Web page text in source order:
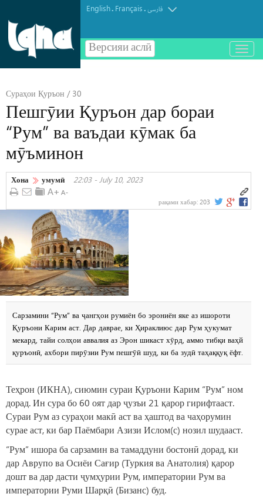
English. Français.فارسی
Версияи аслӣ
باز
و
Сураҳои Қуръон / 30
Пешгӯии Қуръон дар бораи
“Рум” ва ваъдаи кӯмак ба
мӯъминон
Хона умумӣ 22:03 - July 10, 2023
рақами хабар: 203
Сарзамини “Рум” ва ҷангҳои румиён бо эрониён яке аз ишороти
Қуръони Карим аст. Дар даврае, ки Ҳираклиюс дар Рум ҳукумат
мекард, тайи солҳои аввалия аз Эрон шикаст хӯрд, аммо тибқи ваҳй
қуръонӣ, ахбори пирӯзии Рум пешгӯӣ шуд, ки ба зудӣ таҳаққуқ ёфт.
Теҳрон (ИКНА), сиюмин сураи Қуръони Карим “Рум” ном
дорад. Ин сура бо 60 оят дар ҷузъи 21 қарор гирифтааст.
Сураи Рум аз сураҳои макӣ аст ва ҳаштод ва чаҳорумин
сурае аст, ки бар Паёмбари Азизи Ислом(с) нозил шудааст.
“Рум” ишора ба сарзамин ва тамаддуни бостонӣ дорад, ки
дар Аврупо ва Осиёи Сағир (Туркия ва Анатолия) қарор
дошт ва дар дасти ҷумҳурии Рум, императории Рум ва
императории Руми Шарқӣ (Бизанс) буд.